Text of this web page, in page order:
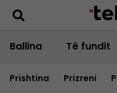
Ballina Të fundit
Prishtina Prizreni